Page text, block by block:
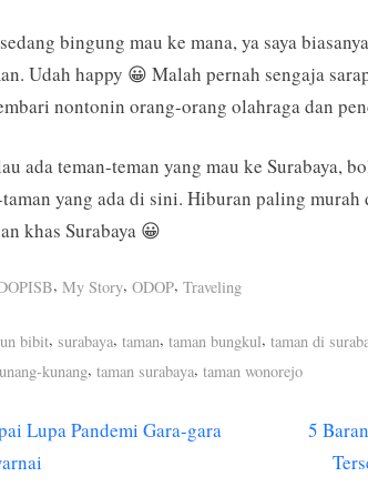
bingung mau ke mana, ya saya
Udah happy 😀 Malah pernah sengaja
nontonin orang-orang olahraga dan
ada teman-teman yang mau ke Surabaya,
yang ada di sini. Hiburan paling murah
khas Surabaya 😀
, My Story, ODOP, Traveling
bibit, surabaya, taman, taman bungkul, taman di
kunang, taman surabaya, taman wonorejo
Lupa Pandemi Gara-gara
N
5